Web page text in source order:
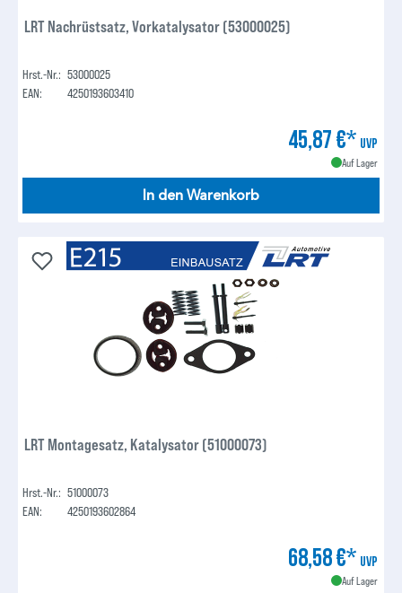
LRT Nachrüstsatz, Vorkatalysator (53000025)
Hrst.-Nr.: 53000025
EAN:
4250193603410
45,87 €* UVP
Auf Lager
In den Warenkorb
LRT Montagesatz, Katalysator (51000073)
Hrst.-Nr.: 51000073
EAN:
4250193602864
68,58 €* UVP
Auf Lager